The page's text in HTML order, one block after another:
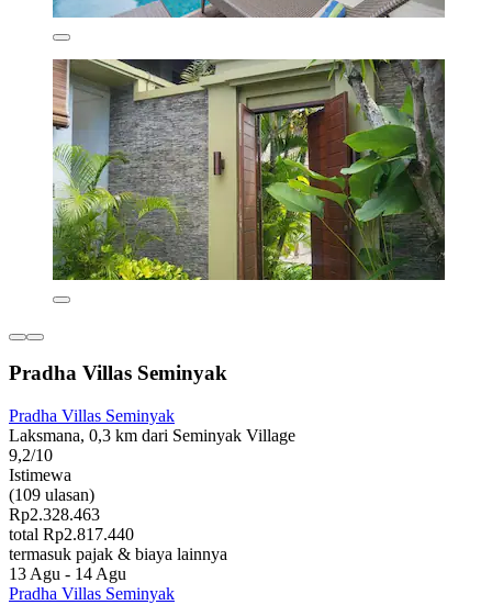
Pradha Villas Seminyak
Pradha Villas Seminyak
Laksmana, 0,3 km dari Seminyak Village
9,2/10
Istimewa
(109 ulasan)
Rp2.328.463
total Rp2.817.440
termasuk pajak & biaya lainnya
13 Agu - 14 Agu
Pradha Villas Seminyak